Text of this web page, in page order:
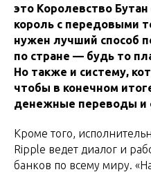
это Королевство
король с передовыми
нужен лучший способ
по стране — будь то
Но также и систему,
чтобы в конечном
денежные переводы и
Кроме того,
Ripple ведет диалог и
банков по всему миру.